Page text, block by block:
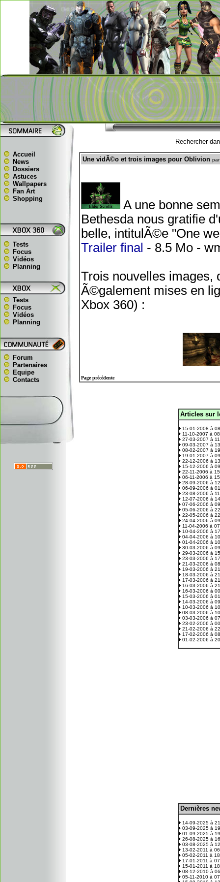
Accueil
News
Dossiers
Astuces
Wallpapers
Fan Art
Shopping
Tests
Focus
Vidéos
Planning
Tests
Focus
Vidéos
Planning
Forum
Partenaires
Equipe
Contacts
Rechercher
Une vidÃ©o et trois images pour Oblivion
A une bonne
Bethesda nous gratifie
belle, intitulÃ©e "One
Trailer final - 8.5 Mo -
Trois nouvelles
Ã©galement mises en
Xbox 360) :
Page précédente
Articles sur
15-01-2008 à
11-10-2007 à
27-03-2007 à
09-03-2007 à
08-02-2007 à
19-01-2007 à
22-12-2006 à
15-12-2006 à
22-11-2006 à
06-11-2006 à
28-09-2006 à
06-09-2006 à
23-08-2006 à
12-07-2006 à
07-06-2006 à
05-06-2006 à
22-05-2006 à
24-04-2006 à
11-04-2006 à
10-04-2006 à
04-04-2006 à
01-04-2006 à
30-03-2006 à
29-03-2006 à
23-03-2006 à
21-03-2006 à
19-03-2006 à
18-03-2006 à
17-03-2006 à
16-03-2006 à
16-03-2006 à
15-03-2006 à
14-03-2006 à
10-03-2006 à
08-03-2006 à
03-03-2006 à
23-02-2006 à
21-02-2006 à
17-02-2006 à
01-02-2006 à
Dernières
14-09-2025 à
03-09-2025 à
01-09-2025 à
26-08-2025 à
03-08-2025 à
13-02-2011 à
05-02-2011 à
17-01-2011 à
15-01-2011 à
08-12-2010 à
05-11-2010 à